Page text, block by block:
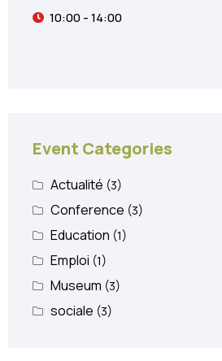
10:00 - 14:00
Event Categories
Actualité (3)
Conference (3)
Education (1)
Emploi (1)
Museum (3)
sociale (3)